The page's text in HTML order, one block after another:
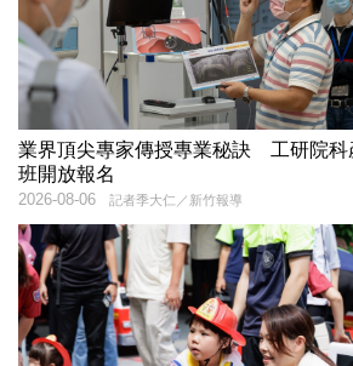
業界頂尖專家傳授專業秘訣 工研院科
班開放報名
記者季大仁／新竹報導
2026-08-06